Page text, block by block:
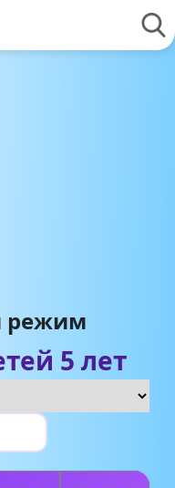
режим
5 лет